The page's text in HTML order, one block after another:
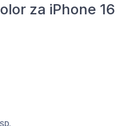
za iPhone 16